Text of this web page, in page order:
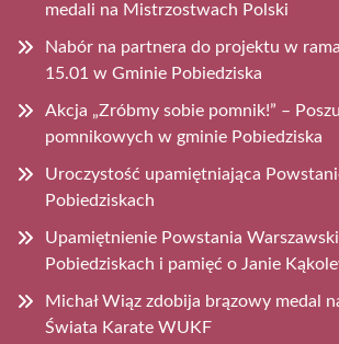
medali na Mistrzostwach Polski
Nabór na partnera do projektu w
15.01 w Gminie Pobiedziska
Akcja „Zróbmy sobie pomnik!” –
pomnikowych w gminie Pobiedziska
Uroczystość upamiętniająca
Pobiedziskach
Upamiętnienie Powstania
Pobiedziskach i pamięć o Janie
Michał Wiąz zdobija brązowy medal
Świata Karate WUKF